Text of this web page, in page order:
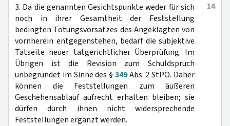
14
3. Da die genannten Gesichtspunkte weder für sich
noch in ihrer Gesamtheit der Feststellung
bedingten Tötungsvorsatzes des Angeklagten von
vornherein entgegenstehen, bedarf die subjektive
Tatseite neuer tatgerichtlicher Überprüfung. Im
Übrigen ist die Revision zum Schuldspruch
unbegründet im Sinne des § 349Abs. 2 StPO. Daher
können die Feststellungen zum äußeren
Geschehensablauf aufrecht erhalten bleiben; sie
dürfen durch ihnen nicht widersprechende
Feststellungen ergänzt werden.